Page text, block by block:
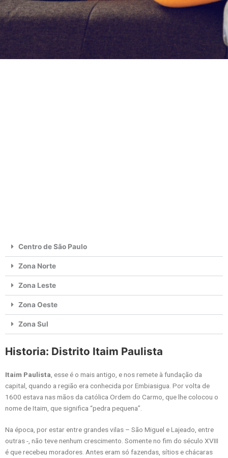
Centro de São Paulo
Zona Norte
Zona Leste
Zona Oeste
Zona Sul
Historia: Distrito Itaim Paulista
Itaim Paulista , esse é o mais antigo, e nos remete à fundação da
capital, quando a região era conhecida por Embiasigua. Por volta de
1600 estava nas mãos da católica Ordem do Carmo, que lhe colocou o
nome de Itaim, que significa “pedra pequena”.
Na época, por estar entre grandes vilas – São Miguel e Lajeado, entre
outras -, não teve nenhum crescimento. Somente no fim do século XVIII
é que recebeu moradores. Antes eram só fazendas, sítios e chácaras